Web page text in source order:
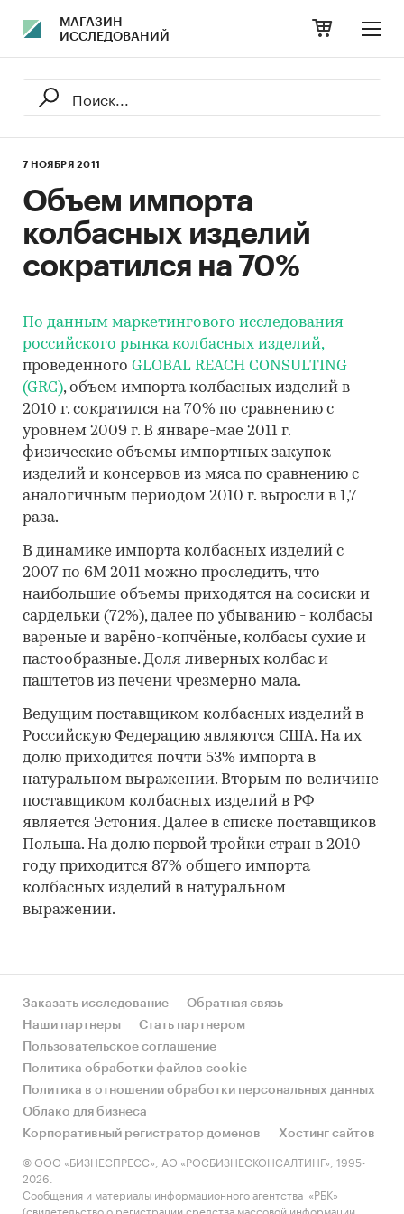
МАГАЗИН
ИССЛЕДОВАНИЙ
7 НОЯБРЯ 2011
Объем импорта
колбасных изделий
сократился на 70%
По данным маркетингового исследования
российского рынка колбасных изделий,
проведенного GLOBAL REACH CONSULTING
(GRC), объем импорта колбасных изделий в
2010 г. сократился на 70% по сравнению с
уровнем 2009 г. В январе-мае 2011 г.
физические объемы импортных закупок
изделий и консервов из мяса по сравнению с
аналогичным периодом 2010 г. выросли в 1,7
раза.
В динамике импорта колбасных изделий с
2007 по 6М 2011 можно проследить, что
наибольшие объемы приходятся на сосиски и
сардельки (72%), далее по убыванию - колбасы
вареные и варёно-копчёные, колбасы сухие и
пастообразные. Доля ливерных колбас и
паштетов из печени чрезмерно мала.
Ведущим поставщиком колбасных изделий в
Российскую Федерацию являются США. На их
долю приходится почти 53% импорта в
натуральном выражении. Вторым по величине
поставщиком колбасных изделий в РФ
является Эстония. Далее в списке поставщиков
Польша. На долю первой тройки стран в 2010
году приходится 87% общего импорта
колбасных изделий в натуральном
выражении.
Заказать исследование
Обратная связь
Наши партнеры
Стать партнером
Пользовательское соглашение
Политика обработки файлов cookie
Политика в отношении обработки персональных данных
Облако для бизнеса
Корпоративный регистратор доменов
Хостинг сайтов
© ООО «БИЗНЕСПРЕСС», АО «РОСБИЗНЕСКОНСАЛТИНГ», 1995-
2026.
Сообщения и материалы информационного агентства «РБК»
(свидетельство о регистрации средства массовой информации